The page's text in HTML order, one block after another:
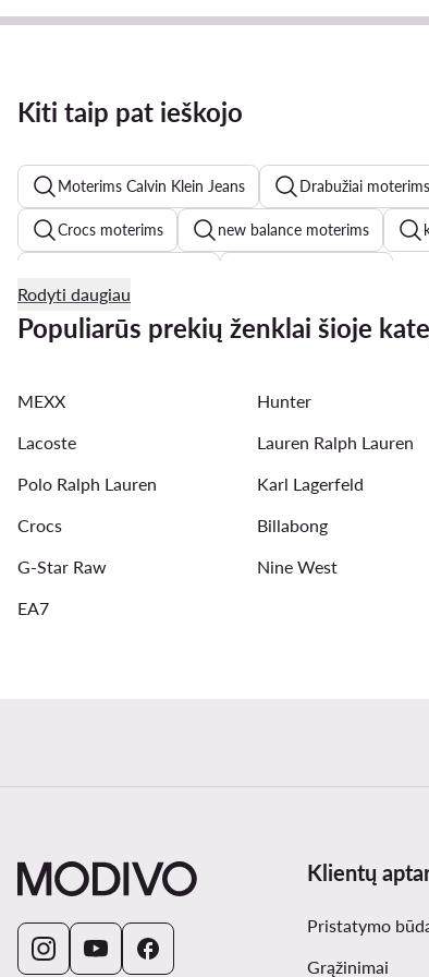
Kiti taip pat ieškojo
Moterims Calvin Klein Jeans Drabužiai
Crocs moterims new balance moterims
Reebok Classic batai moterims vakarines sukneles
pavasarinės striukės moterims
Rodyti daugiau
Populiarūs prekių ženklai šioje
MEXX Hunter
Lacoste
Lauren Ralph Lauren
Polo Ralph Lauren
Karl Lagerfeld
Crocs
Billabong
G-Star Raw
Nine West
EA7
Klientų
Pristatymo
Grąžinimai